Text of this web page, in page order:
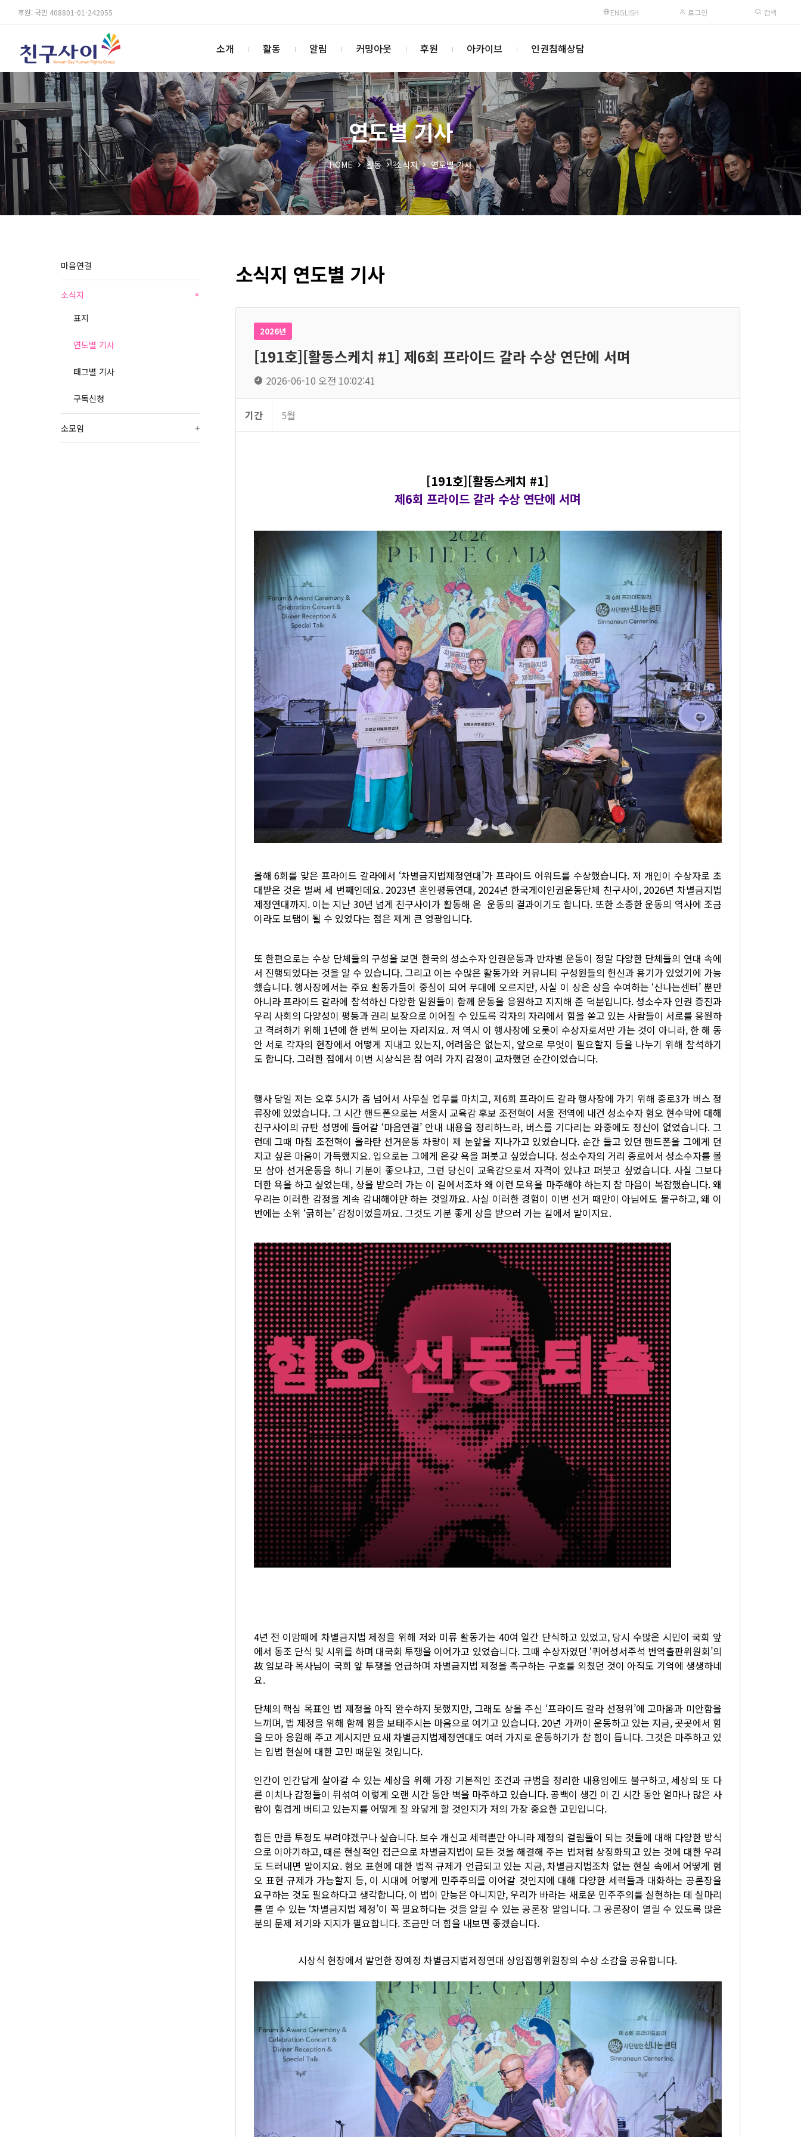
후원: 국민 408801-01-242055 ENGLISH 로그인 검색
소개 활동 알림 커밍아웃 후원 아카이브 인권침해상담
연도별 기사
HOME 활동 소식지 연도별 기사
마음연결
소식지 +
표지
연도별 기사
태그별 기사
구독신청
소모임 +
소식지 연도별 기사
2026년
[191호][활동스케치 #1] 제6회 프라이드 갈라 수상 연단에 서며
2026-06-10 오전 10:02:41
기간 5월
[191호][활동스케치 #1]
제6회 프라이드 갈라 수상 연단에 서며
올해 6회를 맞은 프라이드 갈라에서 ‘차별금지법제정연대’가 프라이드 어워드를 수상했습니다. 저 개인이 수상자로 초
대받은 것은 벌써 세 번째인데요. 2023년 혼인평등연대, 2024년 한국게이인권운동단체 친구사이, 2026년 차별금지법
제정연대까지. 이는 지난 30년 넘게 친구사이가 활동해 온 운동의 결과이기도 합니다. 또한 소중한 운동의 역사에 조금
이라도 보탬이 될 수 있었다는 점은 제게 큰 영광입니다.
또 한편으로는 수상 단체들의 구성을 보면 한국의 성소수자 인권운동과 반차별 운동이 정말 다양한 단체들의 연대 속에
서 진행되었다는 것을 알 수 있습니다. 그리고 이는 수많은 활동가와 커뮤니티 구성원들의 헌신과 용기가 있었기에 가능
했습니다. 행사장에서는 주요 활동가들이 중심이 되어 무대에 오르지만, 사실 이 상은 상을 수여하는 ‘신나는센터’ 뿐만
아니라 프라이드 갈라에 참석하신 다양한 일원들이 함께 운동을 응원하고 지지해 준 덕분입니다. 성소수자 인권 증진과
우리 사회의 다양성이 평등과 권리 보장으로 이어질 수 있도록 각자의 자리에서 힘을 쏟고 있는 사람들이 서로를 응원하
고 격려하기 위해 1년에 한 번씩 모이는 자리지요. 저 역시 이 행사장에 오롯이 수상자로서만 가는 것이 아니라, 한 해 동
안 서로 각자의 현장에서 어떻게 지내고 있는지, 어려움은 없는지, 앞으로 무엇이 필요할지 등을 나누기 위해 참석하기
도 합니다. 그러한 점에서 이번 시상식은 참 여러 가지 감정이 교차했던 순간이었습니다.
행사 당일 저는 오후 5시가 좀 넘어서 사무실 업무를 마치고, 제6회 프라이드 갈라 행사장에 가기 위해 종로3가 버스 정
류장에 있었습니다. 그 시간 핸드폰으로는 서울시 교육감 후보 조전혁이 서울 전역에 내건 성소수자 혐오 현수막에 대해
친구사이의 규탄 성명에 들어갈 ‘마음연결’ 안내 내용을 정리하느라, 버스를 기다리는 와중에도 정신이 없었습니다. 그
런데 그때 마침 조전혁이 올라탄 선거운동 차량이 제 눈앞을 지나가고 있었습니다. 순간 들고 있던 핸드폰을 그에게 던
지고 싶은 마음이 가득했지요. 입으로는 그에게 온갖 욕을 퍼붓고 싶었습니다. 성소수자의 거리 종로에서 성소수자를 볼
모 삼아 선거운동을 하니 기분이 좋으냐고, 그런 당신이 교육감으로서 자격이 있냐고 퍼붓고 싶었습니다. 사실 그보다
더한 욕을 하고 싶었는데, 상을 받으러 가는 이 길에서조차 왜 이런 모욕을 마주해야 하는지 참 마음이 복잡했습니다. 왜
우리는 이러한 감정을 계속 감내해야만 하는 것일까요. 사실 이러한 경험이 이번 선거 때만이 아님에도 불구하고, 왜 이
번에는 소위 ‘긁히는’ 감정이었을까요. 그것도 기분 좋게 상을 받으러 가는 길에서 말이지요.
4년 전 이맘때에 차별금지법 제정을 위해 저와 미류 활동가는 40여 일간 단식하고 있었고, 당시 수많은 시민이 국회 앞
에서 동조 단식 및 시위를 하며 대국회 투쟁을 이어가고 있었습니다. 그때 수상자였던 ‘퀴어성서주석 번역출판위원회’의
故 임보라 목사님이 국회 앞 투쟁을 언급하며 차별금지법 제정을 촉구하는 구호를 외쳤던 것이 아직도 기억에 생생하네
요.
단체의 핵심 목표인 법 제정을 아직 완수하지 못했지만, 그래도 상을 주신 ‘프라이드 갈라 선정위’에 고마움과 미안함을
느끼며, 법 제정을 위해 함께 힘을 보태주시는 마음으로 여기고 있습니다. 20년 가까이 운동하고 있는 지금, 곳곳에서 힘
을 모아 응원해 주고 계시지만 요새 차별금지법제정연대도 여러 가지로 운동하기가 참 힘이 듭니다. 그것은 마주하고 있
는 입법 현실에 대한 고민 때문일 것입니다.
인간이 인간답게 살아갈 수 있는 세상을 위해 가장 기본적인 조건과 규범을 정리한 내용임에도 불구하고, 세상의 또 다
른 이치나 감정들이 뒤섞여 이렇게 오랜 시간 동안 벽을 마주하고 있습니다. 공백이 생긴 이 긴 시간 동안 얼마나 많은 사
람이 힘겹게 버티고 있는지를 어떻게 잘 와닿게 할 것인지가 저의 가장 중요한 고민입니다.
힘든 만큼 투정도 부려야겠구나 싶습니다. 보수 개신교 세력뿐만 아니라 제정의 걸림돌이 되는 것들에 대해 다양한 방식
으로 이야기하고, 때론 현실적인 접근으로 차별금지법이 모든 것을 해결해 주는 법처럼 상징화되고 있는 것에 대한 우려
도 드러내면 말이지요. 혐오 표현에 대한 법적 규제가 언급되고 있는 지금, 차별금지법조차 없는 현실 속에서 어떻게 혐
오 표현 규제가 가능할지 등, 이 시대에 어떻게 민주주의를 이어갈 것인지에 대해 다양한 세력들과 대화하는 공론장을
요구하는 것도 필요하다고 생각합니다. 이 법이 만능은 아니지만, 우리가 바라는 새로운 민주주의를 실현하는 데 실마리
를 열 수 있는 ‘차별금지법 제정’이 꼭 필요하다는 것을 알릴 수 있는 공론장 말입니다. 그 공론장이 열릴 수 있도록 많은
분의 문제 제기와 지지가 필요합니다. 조금만 더 힘을 내보면 좋겠습니다.
시상식 현장에서 발언한 장예정 차별금지법제정연대 상임집행위원장의 수상 소감을 공유합니다.